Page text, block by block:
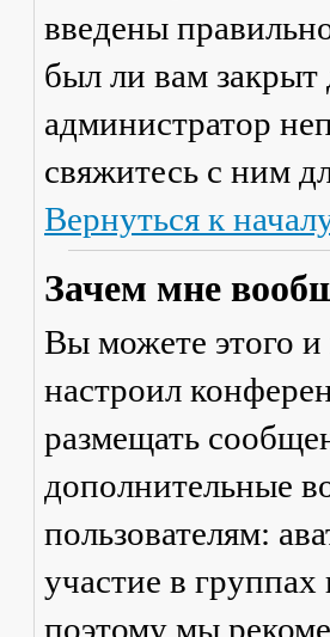
введены
был ли вам
администратор
свяжитесь с ним
Вернуться к
Зачем мне
Вы можете этого и
настроил
размещать
дополнительные
пользователям:
участие в группах
поэтому мы